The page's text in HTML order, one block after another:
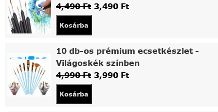
4,490Ft 3,490 Ft
Kosárba
10 db-os prémium ecsetkészlet -
Világoskék színben
4,990Ft 3,990 Ft
Kosárba